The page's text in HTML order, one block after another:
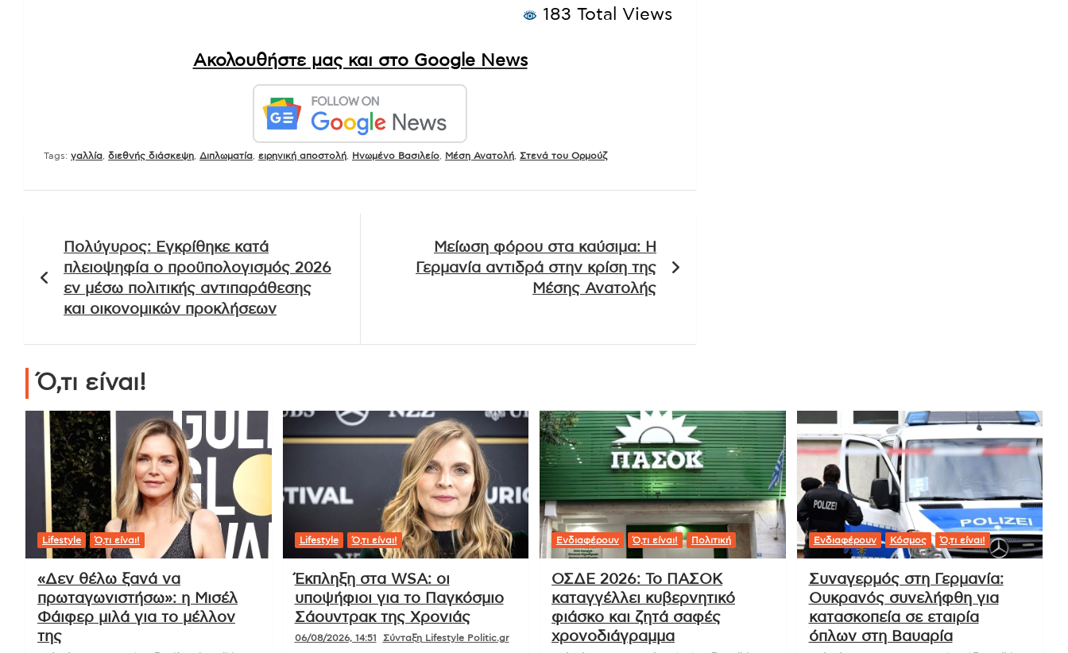
183 Total Views
Ακολουθήστε μας και στο Google News
Tags: γαλλία διεθνής διάσκεψη Διπλωματία ειρηνική αποστολή Ηνωμένο Βασιλείο Μέση Ανατολή Στενά του Ορμούζ
άρθρων
Πολύγυρος: Εγκρίθηκε κατά
πλειοψηφία ο προϋπολογισμός 2026
εν μέσω πολιτικής αντιπαράθεσης
και οικονομικών προκλήσεων
Μείωση φόρου στα καύσιμα: Η
Γερμανία αντιδρά στην κρίση της
Μέσης Ανατολής
Ό,τι είναι!
Lifestyle Ό,τι είναι!
«Δεν θέλω ξανά να
πρωταγωνιστήσω»: η Μισέλ
Φάιφερ μιλά για το μέλλον
της
Lifestyle Ό,τι είναι!
Έκπληξη στα WSA: οι
υποψήφιοι για το Παγκόσμιο
Σάουντρακ της Χρονιάς
06/08/2026, 14:51 Σύνταξη Lifestyle Politic.gr
Ενδιαφέρουν Ό,τι είναι! Πολιτική
ΟΣΔΕ 2026: Το ΠΑΣΟΚ
καταγγέλλει κυβερνητικό
φιάσκο και ζητά σαφές
χρονοδιάγραμμα
Ενδιαφέρουν Κόσμος Ό,τι είναι!
Συναγερμός στη Γερμανία:
Ουκρανός συνελήφθη για
κατασκοπεία σε εταιρία
όπλων στη Βαυαρία